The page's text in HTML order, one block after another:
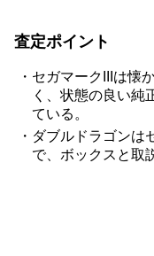
査定ポイント
セガマークIIIは懐
く、状態の良い純
ている。
ダブルドラゴンは
で、ボックスと取